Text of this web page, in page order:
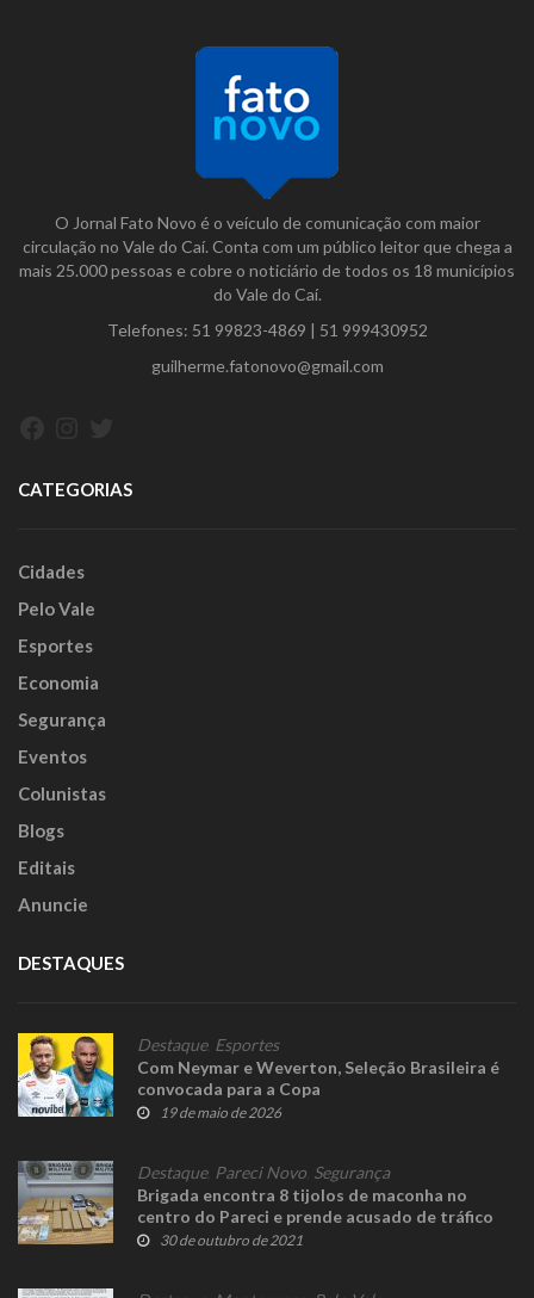
O Jornal Fato Novo é o veículo de comunicação com maior
circulação no Vale do Caí. Conta com um público leitor que chega a
mais 25.000 pessoas e cobre o noticiário de todos os 18 municípios
do Vale do Caí.
Telefones: 51 99823-4869 | 51 999430952
guilherme.fatonovo@gmail.com
CATEGORIAS
Cidades
Pelo Vale
Esportes
Economia
Segurança
Eventos
Colunistas
Blogs
Editais
Anuncie
DESTAQUES
Destaque, Esportes
Com Neymar e Weverton, Seleção Brasileira é
convocada para a Copa
19 de maio de 2026
Destaque, Pareci Novo Segurança
Brigada encontra 8 tijolos de maconha no
centro do Pareci e prende acusado de tráfico
30 de outubro de 2021